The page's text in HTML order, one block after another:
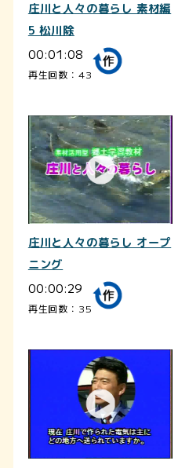
庄川と人々の暮らし 素材編
5 松川除
00:01:08
再生回数：43
庄川と人々の暮らし オープ
ニング
00:00:29
再生回数：35